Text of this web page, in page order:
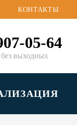
КОНТАКТЫ
05-64
выходных